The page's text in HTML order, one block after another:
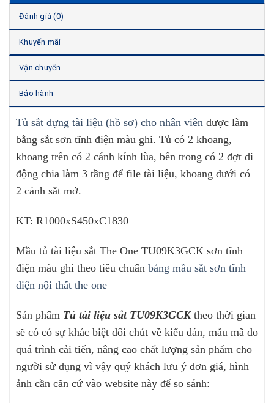
Đánh giá (0)
Khuyến mãi
Vận chuyển
Bảo hành
Tủ sắt đựng tài liệu (hồ sơ) cho nhân viên được làm
bằng sắt sơn tĩnh điện màu ghi. Tủ có 2 khoang,
khoang trên có 2 cánh kính lùa, bên trong có 2 đợt di
động chia làm 3 tầng để file tài liệu, khoang dưới có
2 cánh sắt mở.
KT: R1000xS450xC1830
Mầu tủ tài liệu sắt The One TU09K3GCK sơn tĩnh
điện màu ghi theo tiêu chuẩn bảng mầu sắt sơn tĩnh
diện nội thất the one
Sản phẩm Tủ tài liệu sắt TU09K3GCK theo thời gian
sẽ có có sự khác biệt đôi chút về kiểu dán, mẫu mã do
quá trình cải tiến, nâng cao chất lượng sản phẩm cho
người sử dụng vì vậy quý khách lưu ý đơn giá, hình
ảnh cần căn cứ vào website này để so sánh: